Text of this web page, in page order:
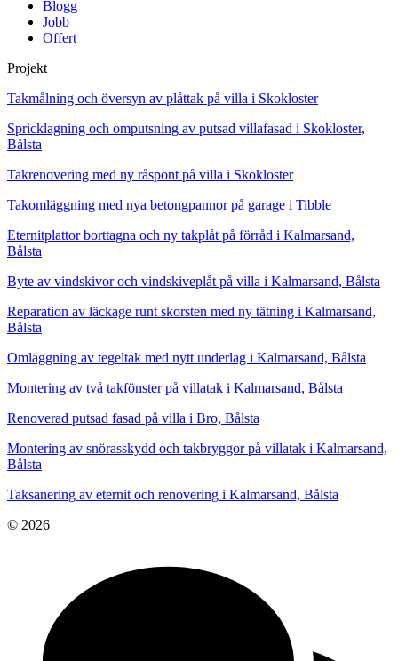
Blogg
Jobb
Offert
Projekt
Takmålning och översyn av plåttak på villa i Skokloster
Spricklagning och omputsning av putsad villafasad i Skokloster,
Bålsta
Takrenovering med ny råspont på villa i Skokloster
Takomläggning med nya betongpannor på garage i Tibble
Eternitplattor borttagna och ny takplåt på förråd i Kalmarsand,
Bålsta
Byte av vindskivor och vindskiveplåt på villa i Kalmarsand, Bålsta
Reparation av läckage runt skorsten med ny tätning i Kalmarsand,
Bålsta
Omläggning av tegeltak med nytt underlag i Kalmarsand, Bålsta
Montering av två takfönster på villatak i Kalmarsand, Bålsta
Renoverad putsad fasad på villa i Bro, Bålsta
Montering av snörasskydd och takbryggor på villatak i Kalmarsand,
Bålsta
Taksanering av eternit och renovering i Kalmarsand, Bålsta
© 2026